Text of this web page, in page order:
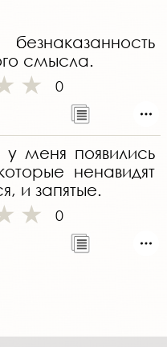
смысла.
0
меня появились
ненавидят
и запятые.
0